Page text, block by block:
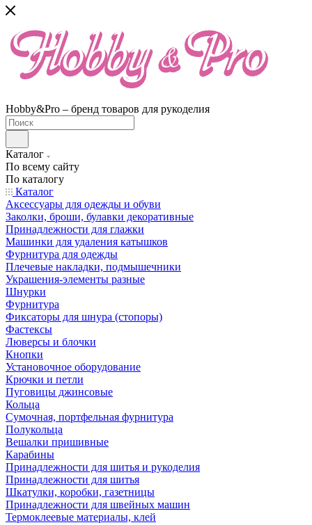
Hobby&Pro – бренд товаров для рукоделия
Каталог
По всему сайту
По каталогу
Каталог
Аксессуары для одежды и обуви
Заколки, броши, булавки декоративные
Принадлежности для глажки
Машинки для удаления катышков
Фурнитура для одежды
Плечевые накладки, подмышечники
Украшения-элементы разные
Шнурки
Фурнитура
Фиксаторы для шнура (стопоры)
Фастексы
Люверсы и блочки
Кнопки
Установочное оборудование
Крючки и петли
Пуговицы джинсовые
Кольца
Сумочная, портфельная фурнитура
Полукольца
Вешалки пришивные
Карабины
Принадлежности для шитья и рукоделия
Принадлежности для шитья
Шкатулки, коробки, газетницы
Принадлежности для швейных машин
Термоклеевые материалы, клей